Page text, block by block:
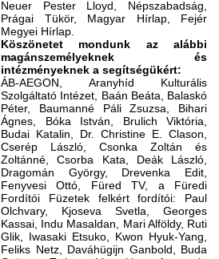
Neuer Pester Lloyd, Népszabadság,
Prágai Tükör, Magyar Hírlap, Fejér
Megyei Hírlap.
Köszönetet mondunk az alábbi
magánszemélyeknek és
intézményeknek a segítségükért:
ÁB-AEGON, Aranyhíd Kulturális
Szolgáltató Intézet, Baán Beáta, Balaskó
Péter, Baumanné Páli Zsu­zsa, Bihari
Ágnes, Bóka István, Brulich Viktória,
Budai Katalin, Dr. Christine E. Clason,
Cserép László, Csonka Zoltán és
Zoltánné, Csorba Kata, Deák László,
Dragomán György, Dre­venka Edit,
Fenyvesi Ottó, Füred TV, a Füredi
Fordítói Füzetek felkért for­dítói: Paul
Olchvary, Kjoseva Svetla, Georges
Kassai, Indu Masaldan, Mari Alföldy, Ruti
Glik, Iwasaki Etsuko, Kwon Hyuk-Yang,
Feliks Netz, Daváhügijn Ganbold, Buda